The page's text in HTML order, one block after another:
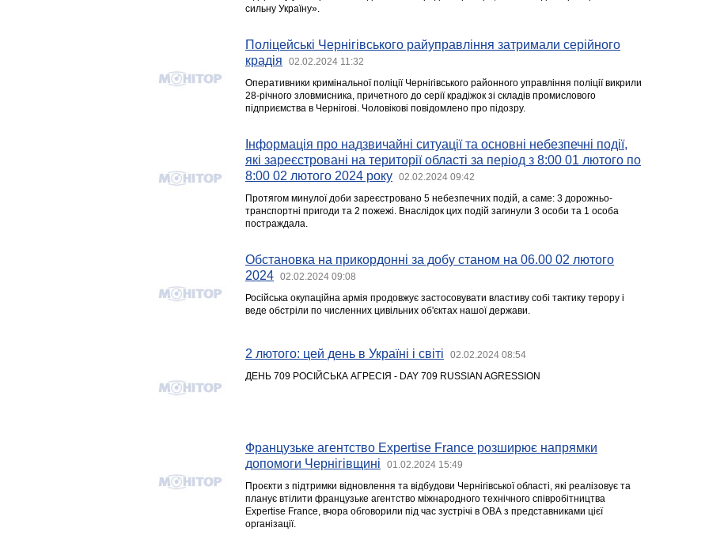
сильну Україну».
Поліцейські Чернігівського райуправління затримали серійного
крадія
02.02.2024 11:32
Оперативники кримінальної поліції Чернігівського районного управління поліції викрили
28-річного зловмисника, причетного до серії крадіжок зі складів промислового
підприємства в Чернігові. Чоловікові повідомлено про підозру.
Інформація про надзвичайні ситуації та основні небезпечні події,
які зареєстровані на території області за період з 8:00 01 лютого по
8:00 02 лютого 2024 року
02.02.2024 09:42
Протягом минулої доби зареєстровано 5 небезпечних подій, а саме: 3 дорожньо-
транспортні пригоди та 2 пожежі. Внаслідок цих подій загинули 3 особи та 1 особа
постраждала.
Обстановка на прикордонні за добу станом на 06.00 02 лютого
2024
02.02.2024 09:08
Російська окупаційна армія продовжує застосовувати властиву собі тактику терору і
веде обстріли по численних цивільних об'єктах нашої держави.
2 лютого: цей день в Україні і світі 02.02.2024 08:54
ДЕНЬ 709 РОСІЙСЬКА АГРЕСІЯ - DAY 709 RUSSIAN AGRESSION
Французьке агентство Expertise France розширює напрямки
допомоги Чернігівщині
01.02.2024 15:49
Проєкти з підтримки відновлення та відбудови Чернігівської області, які реалізовує та
планує втілити французьке агентство міжнародного технічного співробітництва
Expertise France, вчора обговорили під час зустрічі в ОВА з представниками цієї
організації.